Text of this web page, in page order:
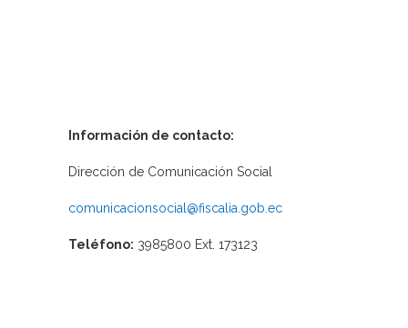
Información de contacto:
Dirección de Comunicación Social
comunicacionsocial@fiscalia.gob.ec
Teléfono: 3985800 Ext. 173123